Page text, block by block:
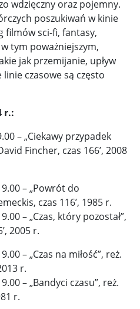
wdzięczny oraz pojemny.
poszukiwań w kinie
filmów sci-fi, fantasy,
tym poważniejszym,
jak przemijanie, upływ
czasowe są często
r.:
– „Ciekawy przypadek
Fincher, czas 166’, 2008
– „Powrót do
czas 116’, 1985 r.
– „Czas, który pozostał”,
2005 r.
– „Czas na miłość”, reż.
r.
– „Bandyci czasu”, reż.
r.